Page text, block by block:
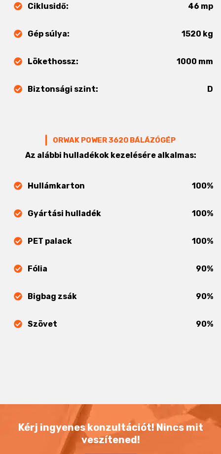
Ciklusidő: 46 mp
Gép súlya: 1520 kg
Lökethossz: 1000 mm
Biztonsági szint: D
ORWAK POWER 3620 BÁLÁZÓGÉP
Az alábbi hulladékok kezelésére alkalmas:
Hullámkarton 100%
Gyártási hulladék 100%
PET palack 100%
Fólia 90%
Bigbag zsák 90%
Szövet 90%
Kérj ingyenes konzultációt! Nincs mit
veszítened!